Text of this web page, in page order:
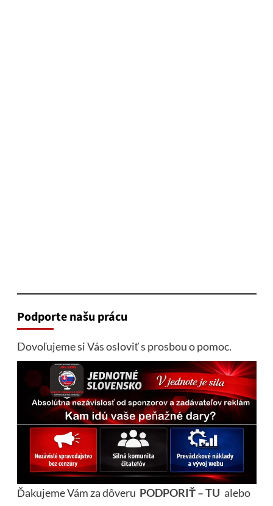
Podporte našu prácu
Dovoľujeme si Vás osloviť s prosbou o pomoc.
Ďakujeme Vám za dôveru PODPORIŤ – TU alebo